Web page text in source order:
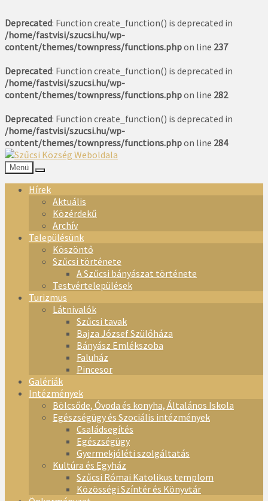
Deprecated: Function create_function() is deprecated in
/home/fastvisi/szucsi.hu/wp-
content/themes/townpress/functions.phpon line 237
Deprecated: Function create_function() is deprecated in
/home/fastvisi/szucsi.hu/wp-
content/themes/townpress/functions.phpon line 282
Deprecated: Function create_function() is deprecated in
/home/fastvisi/szucsi.hu/wp-
content/themes/townpress/functions.phpon line 284
Menü
Hírek
Aktuális
Közérdekű
Archív
Településünk
Köszöntő
Szűcsi története
A Szűcsi bányászat története
Testvértelepülések
Turizmus
Látnivalók
Szűcsi tavak
Bajza József Szülőháza
Bányász Emlékszoba
Faluház
Pincesor
Galériák
Intézmények
Bölcsőde, Óvoda és konyha, Általános Iskola
Egészségügy és Szociális intézmények
Családsegítés
Egészségügy
Gyermekjóléti szolgáltatás
Kultúra és Egyház
Szűcsi Római Katolikus templom
Közösségi Színtér és Könyvtár